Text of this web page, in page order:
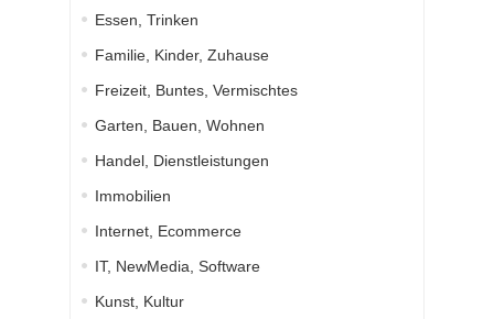
Essen, Trinken
Familie, Kinder, Zuhause
Freizeit, Buntes, Vermischtes
Garten, Bauen, Wohnen
Handel, Dienstleistungen
Immobilien
Internet, Ecommerce
IT, NewMedia, Software
Kunst, Kultur